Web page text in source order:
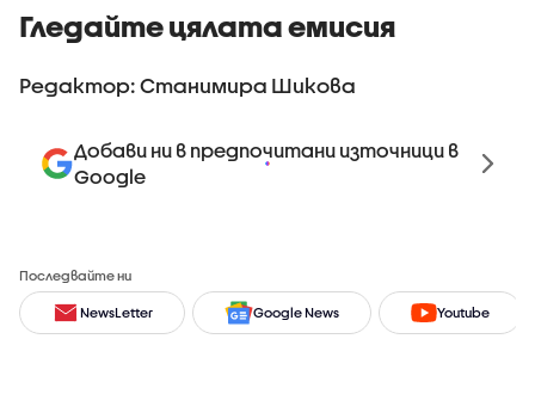
Гледайте цялата емисия
Редактор: Станимира Шикова
Добави ни в предпочитани източници в
Google
Последвайте ни
NewsLetter Google News Youtube